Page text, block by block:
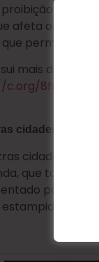
não
afeta os
permitem
mais de 350
cidades
cidades da
que também
por uma